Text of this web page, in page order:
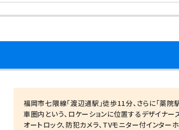
福岡市七隈線「渡辺通駅」徒歩11分、さらに「薬院
車圏内という、ロケーションに位置するデザイナー
オートロック、防犯カメラ、TVモニター付インター